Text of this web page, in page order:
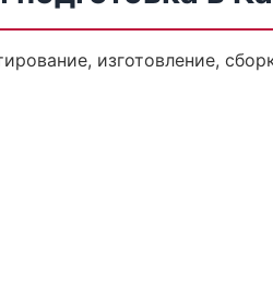
изготовление,